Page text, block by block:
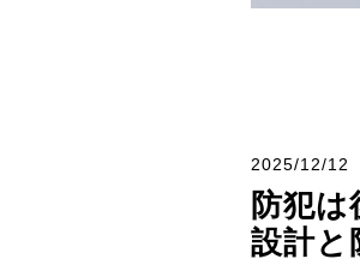
2025/12/12
防犯
設計と